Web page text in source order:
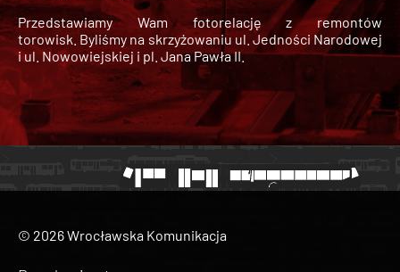
Przedstawiamy Wam fotorelację z remontów
torowisk. Byliśmy na skrzyżowaniu ul. Jedności Narodowej
i ul. Nowowiejskiej i pl. Jana Pawła II.
© 2026 Wrocławska Komunikacja